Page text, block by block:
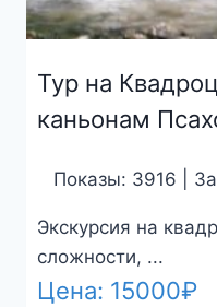
Тур на
каньонам
Показы: 3916 |
Экскурсия на
сложности, ...
Цена: 15000₽